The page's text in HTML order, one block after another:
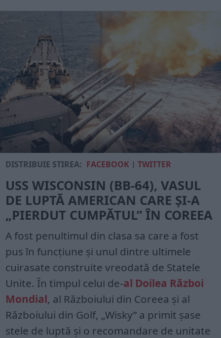
DISTRIBUIE ȘTIREA: FACEBOOK |TWITTER
USS WISCONSIN (BB-64), VASUL
DE LUPTĂ AMERICAN CARE ȘI-A
„PIERDUT CUMPĂTUL” ÎN COREEA
A fost penultimul din clasa sa care a fost
pus în funcțiune și unul dintre ultimele
cuirasate construite vreodată de Statele
Unite. În timpul celui de-al Doilea Război
Mondial, al Războiului din Coreea și al
Războiului din Golf, „Wisky” a primit șase
stele de luptă și o recomandare de unitate